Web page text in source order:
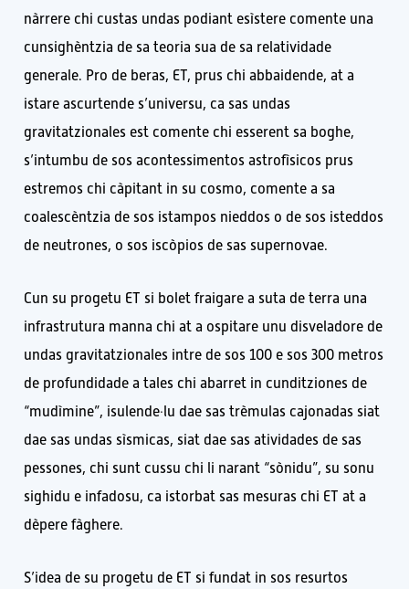
nàrrere chi custas undas podiant esìstere comente una
cunsighèntzia de sa teoria sua de sa relatividade
generale. Pro de beras, ET, prus chi abbaidende, at a
istare ascurtende s’universu, ca sas undas
gravitatzionales est comente chi esserent sa boghe,
s’intumbu de sos acontessimentos astrofìsicos prus
estremos chi càpitant in su cosmo, comente a sa
coalescèntzia de sos istampos nieddos o de sos isteddos
de neutrones, o sos iscòpios de sas supernovae.
Cun su progetu ET si bolet fraigare a suta de terra una
infrastrutura manna chi at a ospitare unu disveladore de
undas gravitatzionales intre de sos 100 e sos 300 metros
de profundidade a tales chi abarret in cunditziones de
“mudìmine”, isulende·lu dae sas trèmulas cajonadas siat
dae sas undas sìsmicas, siat dae sas atividades de sas
pessones, chi sunt cussu chi li narant “sònidu”, su sonu
sighidu e infadosu, ca istorbat sas mesuras chi ET at a
dèpere fàghere.
S’idea de su progetu de ET si fundat in sos resurtos